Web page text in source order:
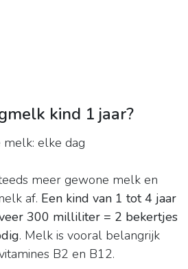
kind 1 jaar?
elke dag
meer gewone melk en
af. Een kind van 1 tot 4 jaar
300 milliliter = 2 bekertjes
. Melk is vooral belangrijk
B2 en B12.